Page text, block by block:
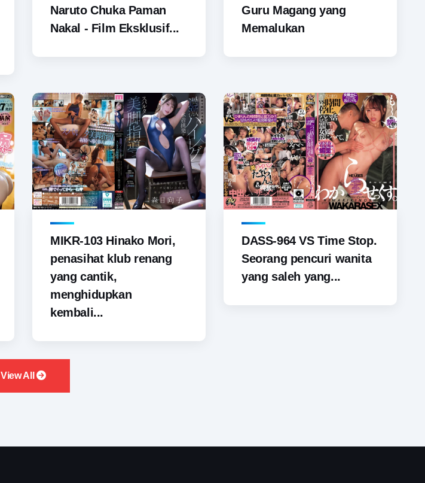
Naruto Chuka Paman
Nakal - Film Eksklusif...
Guru Magang yang
Memalukan
MIKR-103 Hinako Mori,
penasihat klub renang
yang cantik,
menghidupkan
kembali...
DASS-964 VS Time Stop.
Seorang pencuri wanita
yang saleh yang...
View All